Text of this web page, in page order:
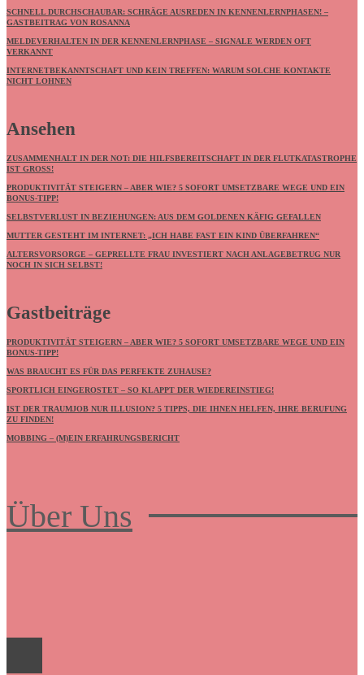
SCHNELL DURCHSCHAUBAR: SCHRÄGE AUSREDEN IN KENNENLERNPHASEN! –
GASTBEITRAG VON ROSANNA
MELDEVERHALTEN IN DER KENNENLERNPHASE – SIGNALE WERDEN OFT
VERKANNT
INTERNETBEKANNTSCHAFT UND KEIN TREFFEN: WARUM SOLCHE KONTAKTE
NICHT LOHNEN
Ansehen
ZUSAMMENHALT IN DER NOT: DIE HILFSBEREITSCHAFT IN DER FLUTKATASTROPHE
IST GROSS!
PRODUKTIVITÄT STEIGERN – ABER WIE? 5 SOFORT UMSETZBARE WEGE UND EIN
BONUS-TIPP!
SELBSTVERLUST IN BEZIEHUNGEN: AUS DEM GOLDENEN KÄFIG GEFALLEN
MUTTER GESTEHT IM INTERNET: „ICH HABE FAST EIN KIND ÜBERFAHREN“
ALTERSVORSORGE – GEPRELLTE FRAU INVESTIERT NACH ANLAGEBETRUG NUR
NOCH IN SICH SELBST!
Gastbeiträge
PRODUKTIVITÄT STEIGERN – ABER WIE? 5 SOFORT UMSETZBARE WEGE UND EIN
BONUS-TIPP!
WAS BRAUCHT ES FÜR DAS PERFEKTE ZUHAUSE?
SPORTLICH EINGEROSTET – SO KLAPPT DER WIEDEREINSTIEG!
IST DER TRAUMJOB NUR ILLUSION? 5 TIPPS, DIE IHNEN HELFEN, IHRE BERUFUNG
ZU FINDEN!
MOBBING – (M)EIN ERFAHRUNGSBERICHT
Über Uns